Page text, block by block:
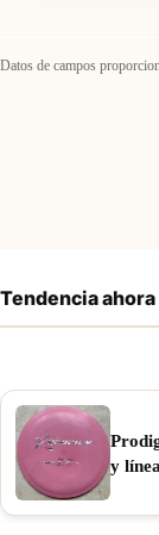
Datos de campos
Tendencia ahora
y